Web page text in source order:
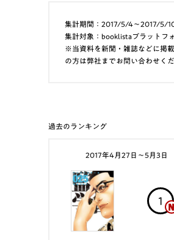
集計期間：2017/5/4～2017/5/
集計対象：booklistaプラットフ
※当資料を新聞・雑誌などに掲
の方は弊社までお問い合わせくだ
過去のランキング
2017年4月27日〜5月3日
1